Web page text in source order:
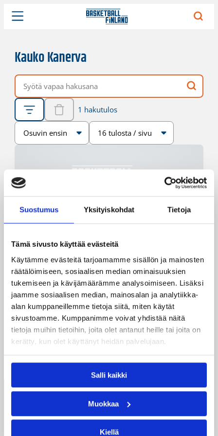
Suostumus Yksityiskohdat Tietoja
Tämä sivusto käyttää evästeitä
Käytämme evästeitä tarjoamamme sisällön ja mainosten
räätälöimiseen, sosiaalisen median ominaisuuksien
tukemiseen ja kävijämäärämme analysoimiseen. Lisäksi
jaamme sosiaalisen median, mainosalan ja analytiikka-
alan kumppaneillemme tietoja siitä, miten käytät
sivustoamme. Kumppanimme voivat yhdistää näitä
tietoja muihin tietoihin, joita olet antanut heille tai joita on
kerätty, kun olet käyttänyt heidän palvelujaan.
Salli kaikki
Muokkaa
Kiellä
Kauko Kanerva
Vapaa hakusana
1 hakutulos
Järjestys
Sivukoko
Helsingin NMKY
mestaruussarjaan
Helsingin NMKY tekee paluun vuoden tauon
jälkeen miesten mestaruussarjaan. Asia sai
varmistuksen, kun HNMKY kukisti SM-
karsintasarjan viimeisellä kierroksella Högfors
Team kotikentällään jatkoajan jälkeen 79-76.
← 1 →
Koripalloliitto
Urheilupuistontie 3